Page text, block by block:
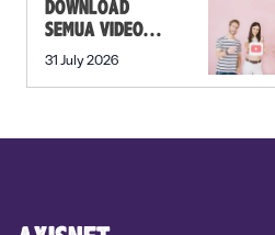
DOWNLOAD
SEMUA VIDEO
DALAM PLAYLIST
31 July 2026